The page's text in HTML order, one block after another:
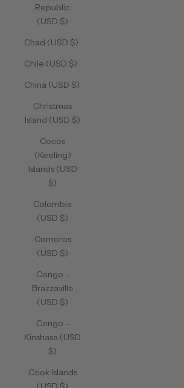
Republic
(USD $)
Chad (USD $)
Chile (USD $)
China (USD $)
Christmas
Island (USD $)
Cocos
(Keeling)
Islands (USD
$)
Colombia
(USD $)
Comoros
(USD $)
Congo -
Brazzaville
(USD $)
Congo -
Kinshasa (USD
$)
Cook Islands